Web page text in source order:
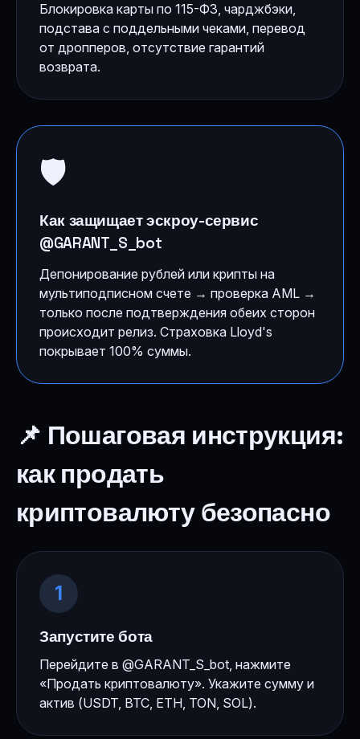
Блокировка карты по 115-ФЗ, чарджбэки,
подстава с поддельными чеками, перевод
от дропперов, отсутствие гарантий
возврата.
🛡️
Как защищает эскроу-сервис
@GARANT_S_bot
Депонирование рублей или крипты на
мультиподписном счете → проверка AML →
только после подтверждения обеих сторон
происходит релиз. Страховка Lloyd's
покрывает 100% суммы.
📌 Пошаговая инструкция:
как продать
криптовалюту безопасно
1
Запустите бота
Перейдите в @GARANT_S_bot, нажмите
«Продать криптовалюту». Укажите сумму и
актив (USDT, BTC, ETH, TON, SOL).